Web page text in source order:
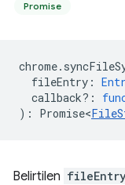
Promise
chrome.
fileEntry :
callback? :
) : Promise<
Belirtilen